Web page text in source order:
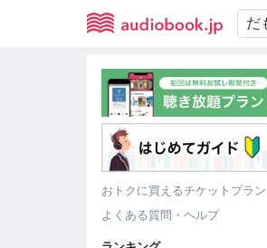
おトクに買えるチケットプラン
よくある質問・ヘルプ